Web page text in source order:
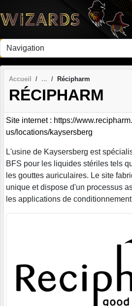
Accueil Récipharm
RÉCIPHARM
Site internet : https://
us/locations/kaysersberg
L'usine de Kaysersberg est
BFS pour les liquides stériles tels
les gouttes auriculaires. Le site
unique et dispose d'un processus
les applications de
Panneau de gestion des cookies